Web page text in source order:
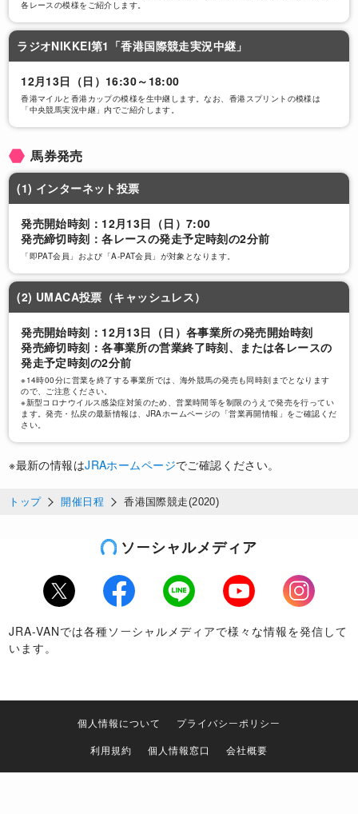
12/13
【単勝オッズ】ゴールデンシックスティの1
番人気変わらず！アドマイヤマーズは2番人
気
12/13
【単勝オッズ】マジカルが現地1番人気！ウ
インブライトはJRAで2番人気
12/13
香港スプリント
【出馬表】タワーオブロンドン12番ゲート、
ダノンスマッシュ大外14番ゲート
12/13
10番ゲート、ゴールデンシックスティ7番ゲ
ート
【出馬表】ラストランのウインブライト8番
番
各レースの模様をご紹介します。
ラジオNIKKEI第1「香港国際競走実況中継」
12月13日（日）16:30～18:00
香港マイルと香港カップの模様を生中継します。なお、香港スプリントの模様は
「中央競馬実況中継」内でご紹介します。
馬券発売
(1) インターネット投票
発売開始時刻：12月13日（日）7:00
発売締切時刻：各レースの発走予定時刻の2分前
「即PAT会員」および「A-PAT会員」が対象となります。
(2) UMACA投票（キャッシュレス）
発売開始時刻：12月13日（日）各事業所の発売開始時刻
発売締切時刻：各事業所の営業終了時刻、または各レースの
発走予定時刻の2分前
※14時00分に営業を終了する事業所では、海外競馬の発売も同時刻までとなります
ので、ご注意ください。
※新型コロナウイルス感染症対策のため、営業時間等を制限のうえで発売を行ってい
ます。発売・払戻の最新情報は、JRAホームページの「営業再開情報」をご確認くだ
さい。
※最新の情報はJRAホームページでご確認ください。
トップ 開催日程 香港国際競走(2020)
ソーシャルメディア
Twitter Facebook LINE Youtube
Instagram
JRA-VANでは各種ソーシャルメディアで様々な情報を発信して
います。
個人情報について
プライバシーポリシー
利用規約
個人情報窓口
会社概要
特定商取引について
お問い合わせ